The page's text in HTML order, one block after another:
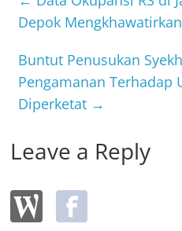
o
o
k
Depok Mengkhawatirkan
Buntut Penusukan
Pengamanan Terhadap
Diperketat →
Leave a Reply